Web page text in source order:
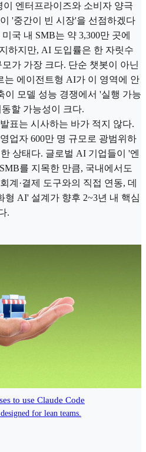
이 엔터프라이즈와 소비자 양극
'중간이 빈 시장'을 선점하겠다
국 내 SMB는 약 3,300만 곳에
하지만, AI 도입률은 한 자릿수
가 가장 크다. 단순 챗봇이 아닌
는 에이전트형 AI가 이 영역에 안
이 모델 성능 경쟁에서 '실행 가능
할 가능성이 크다.
표는 시사하는 바가 적지 않다.
업자 600만 명 규모로 광범위하
상태다. 글로벌 AI 기업들이 '엔
를 지목한 만큼, 국내에서도
계·결제 도구와의 직접 연동, 데
형 AI' 설계가 향후 2~3년 내 핵심
.
to use Claude Code
for lean teams.